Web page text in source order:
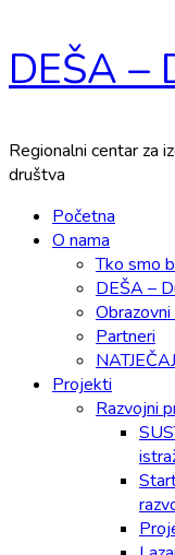
Skip
to
DEŠA –
Regionalni centar za
društva
Primary
Menu
Početna
O nama
Tko smo
DEŠA –
Partneri
Projekti
Razvojni